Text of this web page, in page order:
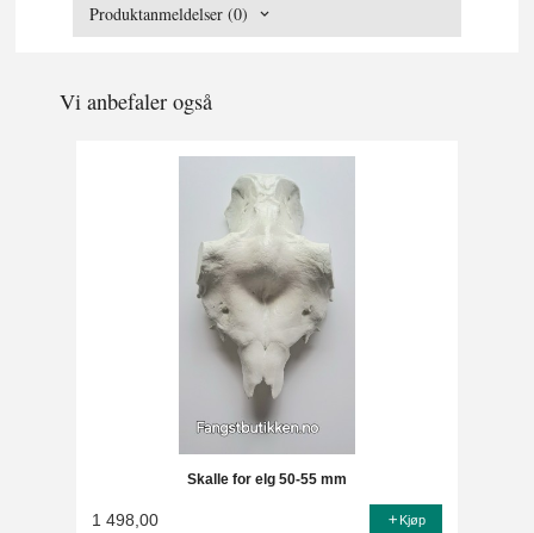
Produktanmeldelser (0)
Vi anbefaler også
Skalle for elg 50-55 mm
1 498,00 Kjøp